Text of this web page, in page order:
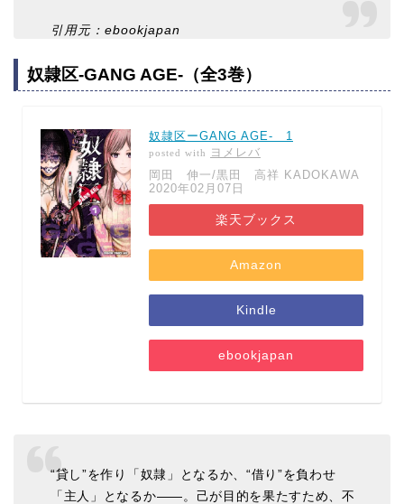
引用元：ebookjapan
奴隷区-GANG AGE-（全3巻）
奴隷区ーGANG AGE- 1
posted with
ヨメレバ
岡田 伸一/黒田 高祥 KADOKAWA
2020年02月07日
楽天ブックス
Amazon
Kindle
ebookjapan
“貸し”を作り「奴隷」となるか、“借り”を負わせ
「主人」となるか――。己が目的を果たすため、不